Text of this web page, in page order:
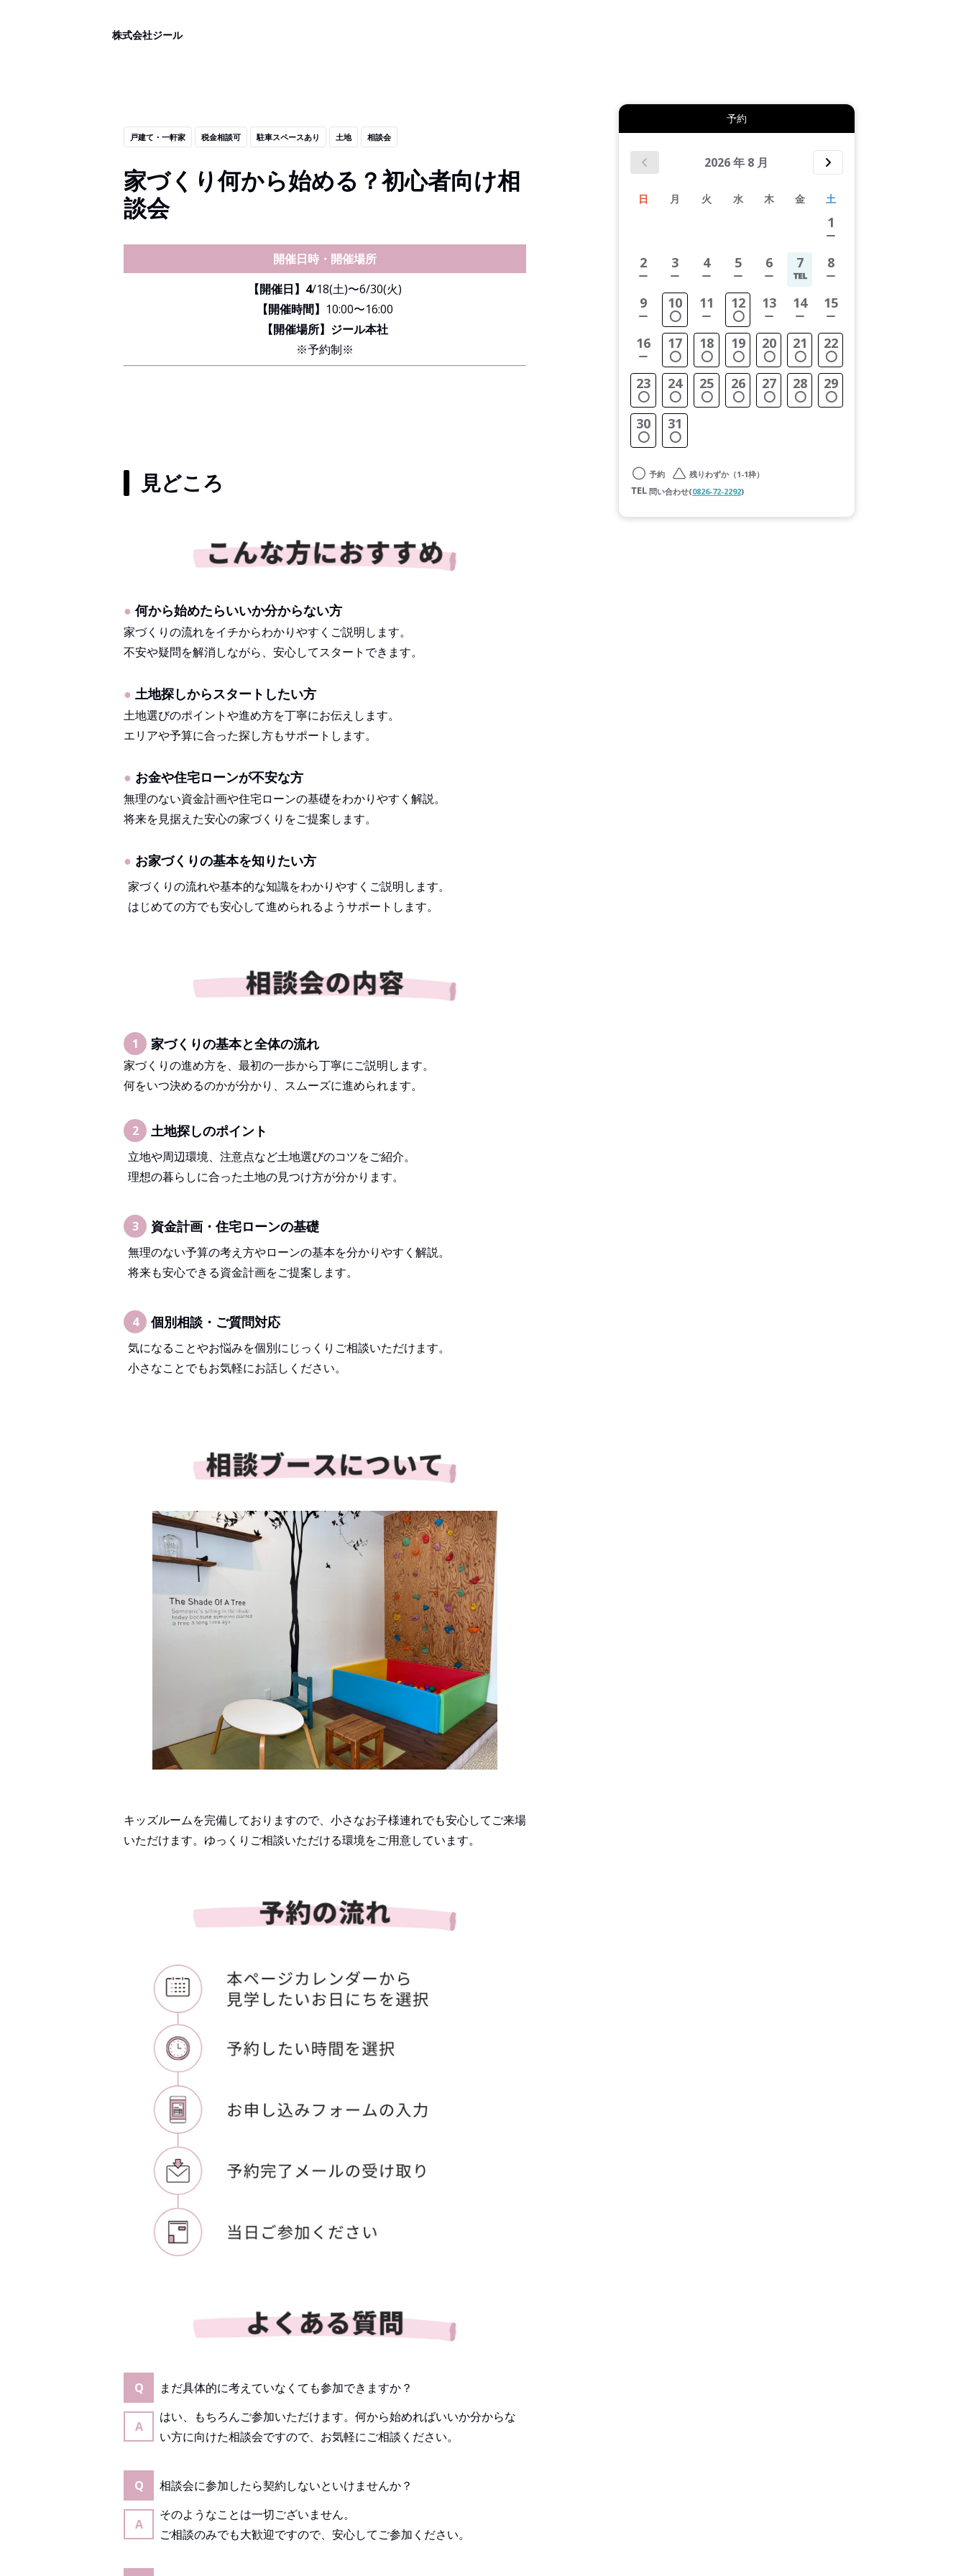
株式会社ジール
戸建て・一軒家 税金相談可 駐車スペースあり 土地 相談会
家づくり何から始める？初心者向け相
談会
開催日時・開催場所
【開催日】4/18(土)〜6/30(火)
【開催時間】 10:00〜16:00
【開催場所】ジール本社
※予約制※
見どころ
● 何から始めたらいいか分からない方
家づくりの流れをイチからわかりやすくご説明します。
不安や疑問を解消しながら、安心してスタートできます。
● 土地探しからスタートしたい方
土地選びのポイントや進め方を丁寧にお伝えします。
エリアや予算に合った探し方もサポートします。
● お金や住宅ローンが不安な方
無理のない資金計画や住宅ローンの基礎をわかりやすく解説。
将来を見据えた安心の家づくりをご提案します。
● お家づくりの基本を知りたい方
家づくりの流れや基本的な知識をわかりやすくご説明します。
はじめての方でも安心して進められるようサポートします。
1 家づくりの基本と全体の流れ
家づくりの進め方を、最初の一歩から丁寧にご説明します。
何をいつ決めるのかが分かり、スムーズに進められます。
2 土地探しのポイント
立地や周辺環境、注意点など土地選びのコツをご紹介。
理想の暮らしに合った土地の見つけ方が分かります。
3 資金計画・住宅ローンの基礎
無理のない予算の考え方やローンの基本を分かりやすく解説。
将来も安心できる資金計画をご提案します。
4 個別相談・ご質問対応
気になることやお悩みを個別にじっくりご相談いただけます。
小さなことでもお気軽にお話しください。
キッズルームを完備しておりますので、小さなお子様連れでも安心してご来場
いただけます。ゆっくりご相談いただける環境をご用意しています。
Q まだ具体的に考えていなくても参加できますか？
A
はい、もちろんご参加いただけます。何から始めればいいか分からな
い方に向けた相談会ですので、お気軽にご相談ください。
Q 相談会に参加したら契約しないといけませんか？
A
そのようなことは一切ございません。
ご相談のみでも大歓迎ですので、安心してご参加ください。
予約
2026年 8 月
日 月 火 水 木 金 土
1
2 3 4 5 6 7 8
9 10 11 12 13 14 15
16 17 18 19 20 21 22
23 24 25 26 27 28 29
30 31
予約
残りわずか（1-1枠）
問い合わせ(0826-72-2292)